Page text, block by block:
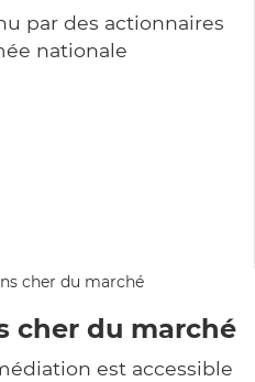
par des actionnaires
nationale
cher du marché
est accessible